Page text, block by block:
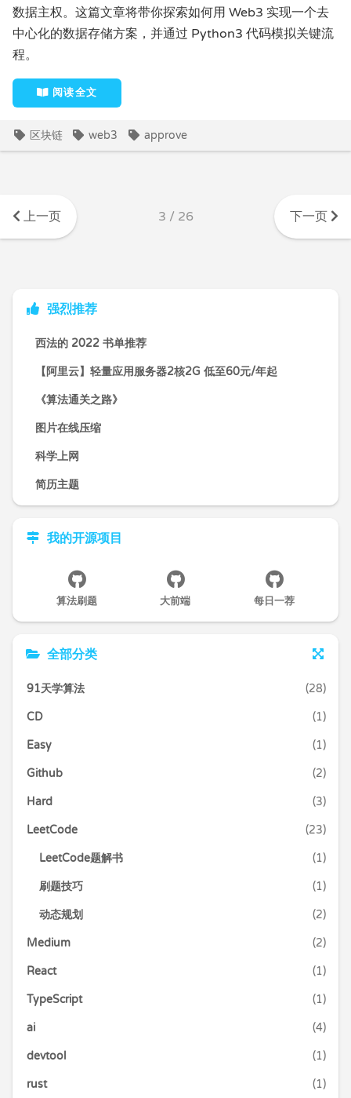
数据主权。这篇文章将带你探索如何用 Web3 实现一个去
中心化的数据存储方案，并通过 Python3 代码模拟关键流
程。
阅读全文
区块链 web3 approve
上一页 3 / 26 下一页
强烈推荐
西法的 2022 书单推荐
【阿里云】轻量应用服务器2核2G 低至60元/年起
《算法通关之路》
图片在线压缩
科学上网
简历主题
我的开源项目
算法刷题 大前端 每日一荐
全部分类
91天学算法 (28)
CD (1)
Easy (1)
Github (2)
Hard (3)
LeetCode (23)
LeetCode题解书 (1)
刷题技巧 (1)
动态规划 (2)
Medium (2)
React (1)
TypeScript (1)
ai (4)
devtool (1)
rust (1)